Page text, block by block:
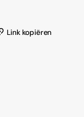
Link kopiëren